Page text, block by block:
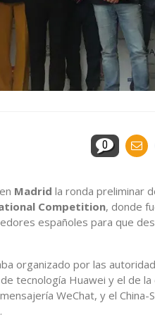
0
Madrid la ronda preliminar
Competition, donde
españoles para que
organizado por las
tecnología Huawei y el de
WeChat, y el China-